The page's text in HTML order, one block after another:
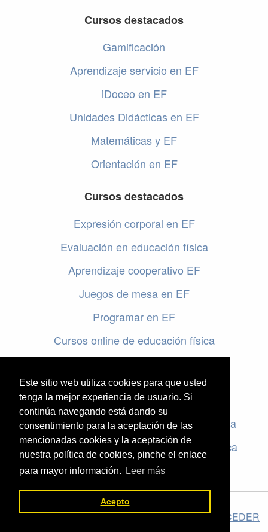
Este sitio web utiliza cookies para que usted
tenga la mejor experiencia de usuario. Si
continúa navegando está dando su
consentimiento para la aceptación de las
mencionadas cookies y la aceptación de
nuestra política de cookies, pinche el enlace
para mayor información.
Leer más
Acepto
Cursos destacados
Gamificación
Aprendizaje servicio en EF
iDoceo en EF
Unidades Didácticas en EF
Matemáticas y EF
Orientación en EF
Cursos destacados
Expresión corporal en EF
Evaluación en educación física
Aprendizaje cooperativo EF
Juegos de mesa en EF
Programar en EF
Cursos online de educación física
Evaluación en educación física
Criterios de evaluación en educación física
Rúbricas de evaluación en educación física
El valor de la Educación Física © 2026 ·Legal| ACCEDER